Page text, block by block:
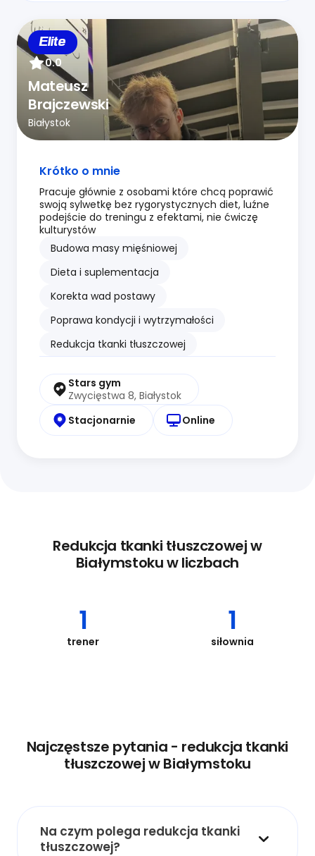
Elite
0.0
Mateusz
Brajczewski
Białystok
Krótko o mnie
Pracuje głównie z osobami które chcą poprawić
swoją sylwetkę bez rygorystycznych diet, luźne
podejście do treningu z efektami, nie ćwiczę
kulturystów
Budowa masy mięśniowej
Dieta i suplementacja
Korekta wad postawy
Poprawa kondycji i wytrzymałości
Redukcja tkanki tłuszczowej
Stars gym
Zwycięstwa 8, Białystok
Stacjonarnie
Online
Redukcja tkanki tłuszczowej w
Białymstoku w liczbach
1
trener
1
siłownia
Najczęstsze pytania - redukcja tkanki
tłuszczowej w Białymstoku
Na czym polega redukcja tkanki
tłuszczowej?